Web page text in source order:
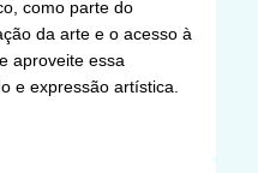
como parte do
da arte e o acesso à
aproveite essa
e expressão artística.